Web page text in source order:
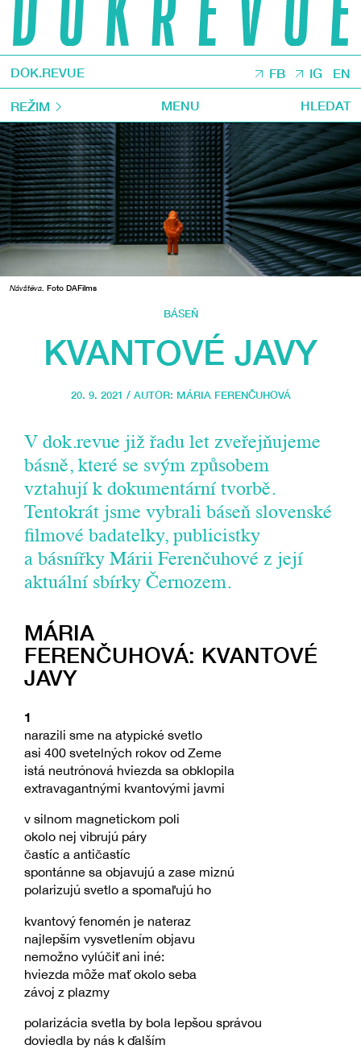
DOK.REVUE FB IG EN
REŽIM MENU HLEDAT
Návštěva . Foto DAFilms
BÁSEŇ
KVANTOVÉ JAVY
20. 9. 2021 / AUTOR: MÁRIA FERENČUHOVÁ
V dok.revue již řadu let zveřejňujeme
básně, které se svým způsobem
vztahují k dokumentární tvorbě.
Tentokrát jsme vybrali báseň slovenské
filmové badatelky, publicistky
a básnířky Márii Ferenčuhové z její
aktuální sbírky Černozem.
MÁRIA
FERENČUHOVÁ: KVANTOVÉ
JAVY
1
narazili sme na atypické svetlo
asi 400 svetelných rokov od Zeme
istá neutrónová hviezda sa obklopila
extravagantnými kvantovými javmi
v silnom magnetickom poli
okolo nej vibrujú páry
častíc a antičastíc
spontánne sa objavujú a zase miznú
polarizujú svetlo a spomaľujú ho
kvantový fenomén je nateraz
najlepším vysvetlením objavu
nemožno vylúčiť ani iné:
hviezda môže mať okolo seba
závoj z plazmy
polarizácia svetla by bola lepšou správou
doviedla by nás k ďalším